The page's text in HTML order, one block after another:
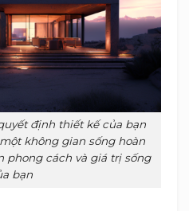
định thiết kế của bạn
không gian sống hoàn
phong cách và giá trị sống
bạn